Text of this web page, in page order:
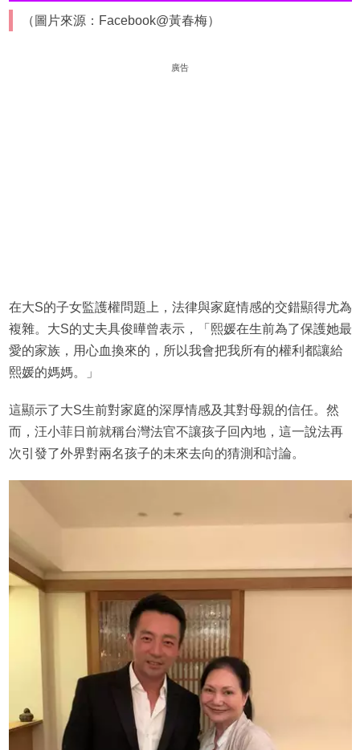
（圖片來源：Facebook@黃春梅）
廣告
在大S的子女監護權問題上，法律與家庭情感的交錯顯得尤為
複雜。大S的丈夫具俊曄曾表示，「熙媛在生前為了保護她最
愛的家族，用心血換來的，所以我會把我所有的權利都讓給
熙媛的媽媽。」
這顯示了大S生前對家庭的深厚情感及其對母親的信任。然
而，汪小菲日前就稱台灣法官不讓孩子回內地，這一說法再
次引發了外界對兩名孩子的未來去向的猜測和討論。